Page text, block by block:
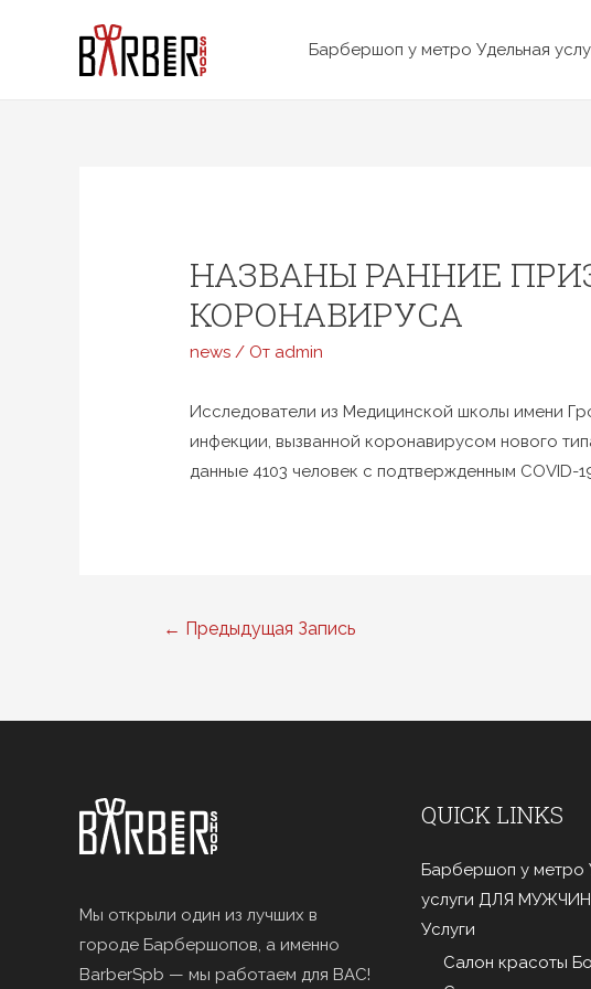
содержимому
Барбершоп у метро Удельная
НАЗВАНЫ РАННИЕ
КОРОНАВИРУСА
news / От admin
Исследователи из Медицинской школы имени
инфекции, вызванной коронавирусом нового
данные 4103 человек с подтвержденным COVID-
Навигация
← Предыдущая Запись
Мы открыли один из лучших в
городе Барбершопов, а именно
BarberSpb — мы работаем для ВАС!
QUICK LINKS
Барбершоп у метро
услуги ДЛЯ
Услуги
Салон красоты